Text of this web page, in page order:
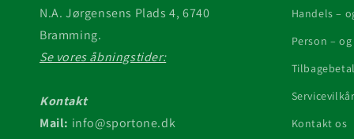
N.A. Jørgensens Plads 4, 6740
Bramming.
Se vores åbningstider:
Kontakt
Mail: info@sportone.dk
Handels –
Person –
Servicevilkår
Kontakt os